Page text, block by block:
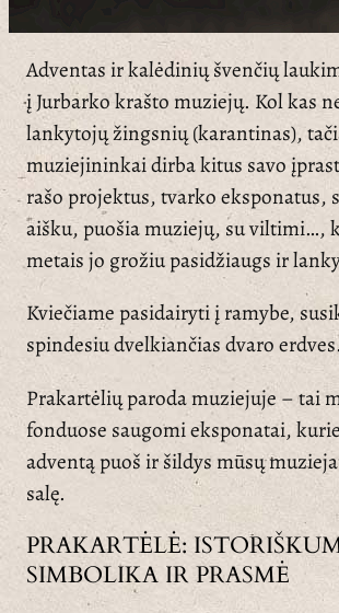
Adventas ir kalėdinių švenčių
į Jurbarko krašto muziejų. Kol kas
lankytojų žingsnių (karantinas),
muziejininkai dirba kitus savo
rašo projektus, tvarko eksponatus,
aišku, puošia muziejų, su viltimi…,
metais jo grožiu pasidžiaugs ir
Kviečiame pasidairyti į ramybe,
spindesiu dvelkiančias dvaro
Prakartėlių paroda muziejuje – tai
fonduose saugomi eksponatai,
adventą puoš ir šildys mūsų
salę.
PRAKARTĖLĖ:
SIMBOLIKA IR PRASMĖ